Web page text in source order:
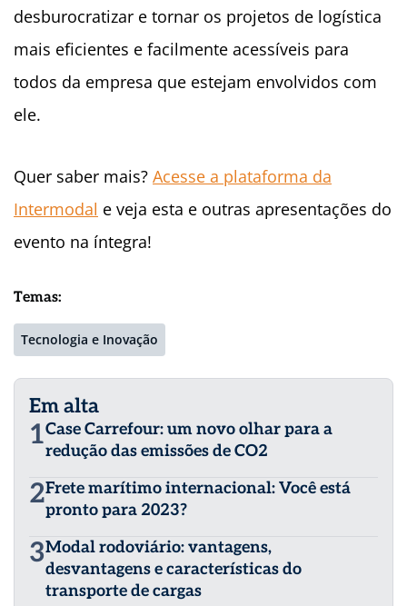
desburocratizar e tornar os projetos de logística
mais eficientes e facilmente acessíveis para
todos da empresa que estejam envolvidos com
ele.
Quer saber mais? Acesse a plataforma da
Intermodal e veja esta e outras apresentações do
evento na íntegra!
Temas:
Tecnologia e Inovação
Em alta
1Case Carrefour: um novo olhar para a
redução das emissões de CO2
2Frete marítimo internacional: Você está
pronto para 2023?
3Modal rodoviário: vantagens,
desvantagens e características do
transporte de cargas